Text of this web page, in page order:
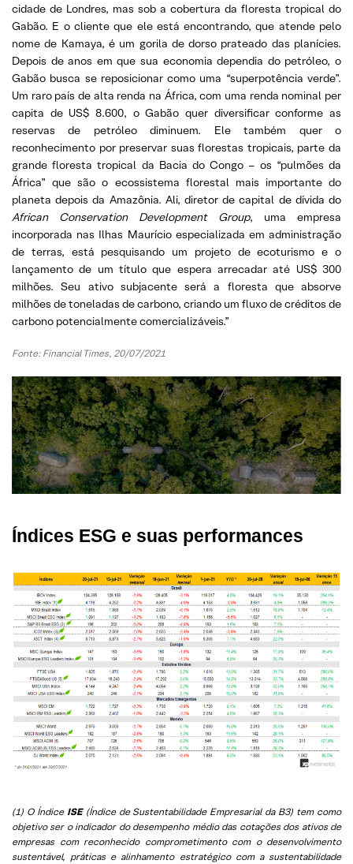
cidade de Londres, mas sob a cobertura da floresta tropical do
Gabão. E o cliente que ele está encontrando, que atende pelo
nome de Kamaya, é um gorila de dorso prateado das planícies.
Depois de anos em que sua economia dependia do petróleo, o
Gabão busca se reposicionar como uma “superpotência verde”.
Um raro país de alta renda na África, com uma renda nominal per
capita de US$ 8.600, o Gabão quer diversificar conforme as
reservas de petróleo diminuem. Ele também quer o
reconhecimento por preservar suas florestas tropicais, parte da
grande floresta tropical da Bacia do Congo – os “pulmões da
África” que são o ecossistema florestal mais importante do
planeta depois da Amazônia. Ali, diretor de capital de dívida do
African Conservation Development Group, uma empresa
incorporada nas Ilhas Maurício especializada em administração
de terras, está pesquisando um projeto de ecoturismo e o
lançamento de um título que espera arrecadar até US$ 300
milhões. Seu ativo subjacente será a floresta que absorve
milhões de toneladas de carbono, criando um fluxo de créditos de
carbono potencialmente comercializáveis.”
Fonte: Financial Times, 20/07/2021
Índices ESG e suas performances
(1) O Índice ISE(Índice de Sustentabilidade Empresarial da B3) tem como
objetivo ser o indicador do desempenho médio das cotações dos ativos de
empresas com reconhecido comprometimento com o desenvolvimento
sustentável, práticas e alinhamento estratégico com a sustentabilidade